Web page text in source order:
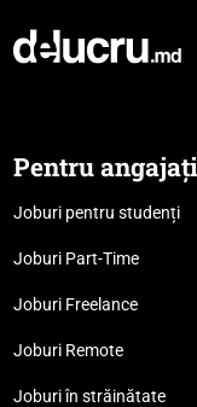
Pentru angajați
Joburi pentru studenți
Joburi Part-Time
Joburi Freelance
Joburi Remote
Joburi în străinătate